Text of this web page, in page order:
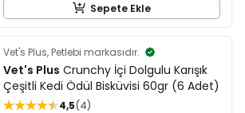
Sepete Ekle
Vet's Plus, Petlebi markasıdır.
Vet's Plus Crunchy İçi Dolgulu Karışık
Çeşitli Kedi Ödül Bisküvisi 60gr (6 Adet)
4,5 4